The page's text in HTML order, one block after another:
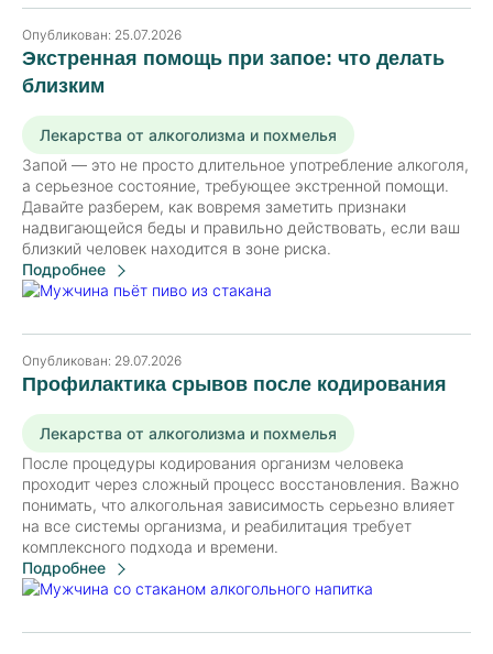
Экстренная помощь при запое: что делать
близким
Опубликован: 25.07.2026
Лекарства от алкоголизма и похмелья
Запой — это не просто длительное употребление алкоголя,
а серьезное состояние, требующее экстренной помощи.
Давайте разберем, как вовремя заметить признаки
надвигающейся беды и правильно действовать, если ваш
близкий человек находится в зоне риска.
Подробнее
Профилактика срывов после кодирования
Опубликован: 29.07.2026
Лекарства от алкоголизма и похмелья
После процедуры кодирования организм человека
проходит через сложный процесс восстановления. Важно
понимать, что алкогольная зависимость серьезно влияет
на все системы организма, и реабилитация требует
комплексного подхода и времени.
Подробнее